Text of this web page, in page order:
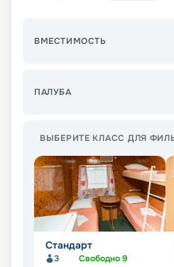
ВМЕСТИМОСТЬ
ПАЛУБА
ВЫБЕРИТЕ КЛАСС ДЛЯ
Стандарт
3 Свободно9